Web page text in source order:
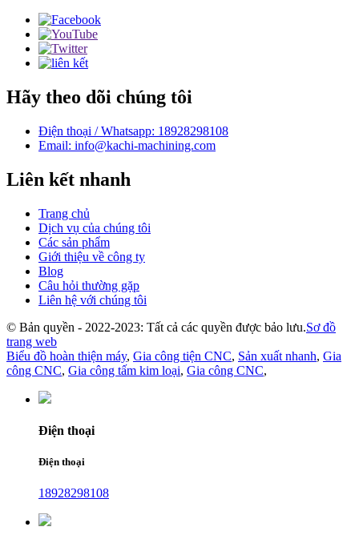
Hãy theo dõi chúng tôi
Điện thoại / Whatsapp: 18928298108
Email: info@kachi-machining.com
Liên kết nhanh
Trang chủ
Dịch vụ của chúng tôi
Các sản phẩm
Giới thiệu về công ty
Blog
Câu hỏi thường gặp
Liên hệ với chúng tôi
© Bản quyền - 2022-2023: Tất cả các quyền được bảo lưu.Sơ đồ
trang web
Biểu đồ hoàn thiện máy, Gia công tiện CNC, Sản xuất nhanh, Gia
công CNC, Gia công tấm kim loại, Gia công CNC,
Điện thoại
Điện thoại
18928298108